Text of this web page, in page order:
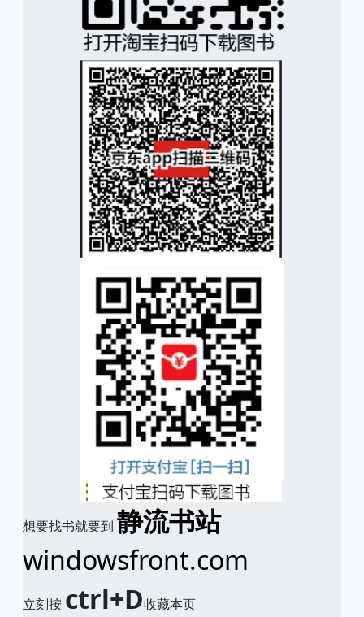
想要找书就要到 静流书站
windowsfront.com
立刻按 ctrl+D收藏本页